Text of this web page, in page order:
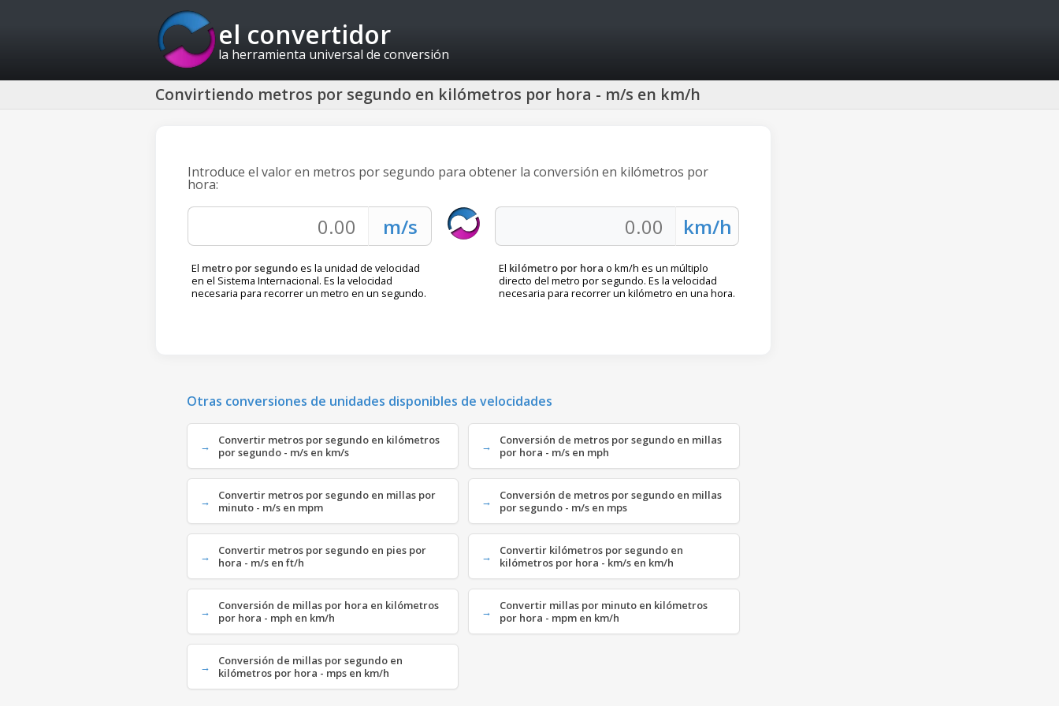
el convertidor
la herramienta universal de conversión
Convirtiendo metros por segundo en kilómetros por hora - m/s en km/h
Introduce el valor en metros por segundo para obtener la conversión en kilómetros por
hora:
El metro por segundoes la unidad de velocidad
en el Sistema Internacional. Es la velocidad
necesaria para recorrer un metro en un segundo.
El kilómetro por hora o km/h es un múltiplo
directo del metro por segundo. Es la velocidad
necesaria para recorrer un kilómetro en una hora.
Otras conversiones de unidades disponibles de velocidades
Convertir metros por segundo en kilómetros
por segundo - m/s en km/s
Conversión de metros por segundo en millas
por hora - m/s en mph
Convertir metros por segundo en millas por
minuto - m/s en mpm
Conversión de metros por segundo en millas
por segundo - m/s en mps
Convertir metros por segundo en pies por
hora - m/s en ft/h
Convertir kilómetros por segundo en
kilómetros por hora - km/s en km/h
Conversión de millas por hora en kilómetros
por hora - mph en km/h
Convertir millas por minuto en kilómetros
por hora - mpm en km/h
Conversión de millas por segundo en
kilómetros por hora - mps en km/h